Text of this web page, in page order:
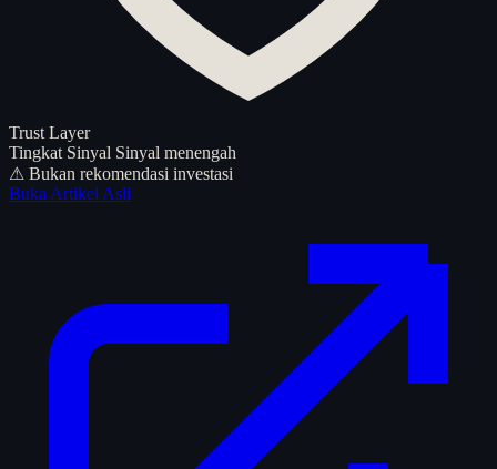
Trust Layer
Tingkat Sinyal Sinyal menengah
⚠ Bukan rekomendasi investasi
Buka Artikel Asli